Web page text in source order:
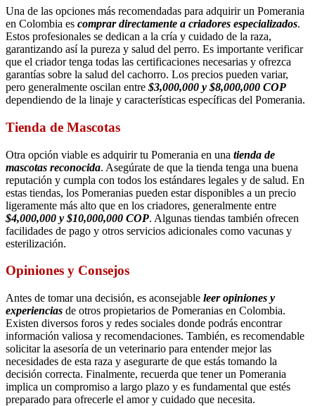
Una de las opciones más recomendadas para adquirir un Pomerania
en Colombia es comprar directamente a criadores especializados.
Estos profesionales se dedican a la cría y cuidado de la raza,
garantizando así la pureza y salud del perro. Es importante verificar
que el criador tenga todas las certificaciones necesarias y ofrezca
garantías sobre la salud del cachorro. Los precios pueden variar,
pero generalmente oscilan entre $3,000,000 y $8,000,000 COP
dependiendo de la linaje y características específicas del Pomerania.
Tienda de Mascotas
Otra opción viable es adquirir tu Pomerania en una tienda de
mascotas reconocida. Asegúrate de que la tienda tenga una buena
reputación y cumpla con todos los estándares legales y de salud. En
estas tiendas, los Pomeranias pueden estar disponibles a un precio
ligeramente más alto que en los criadores, generalmente entre
$4,000,000 y $10,000,000 COP. Algunas tiendas también ofrecen
facilidades de pago y otros servicios adicionales como vacunas y
esterilización.
Opiniones y Consejos
Antes de tomar una decisión, es aconsejable leer opiniones y
experiencias de otros propietarios de Pomeranias en Colombia.
Existen diversos foros y redes sociales donde podrás encontrar
información valiosa y recomendaciones. También, es recomendable
solicitar la asesoría de un veterinario para entender mejor las
necesidades de esta raza y asegurarte de que estás tomando la
decisión correcta. Finalmente, recuerda que tener un Pomerania
implica un compromiso a largo plazo y es fundamental que estés
preparado para ofrecerle el amor y cuidado que necesita.